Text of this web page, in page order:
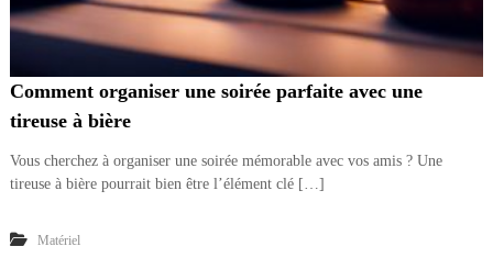
Comment organiser une soirée parfaite avec une
tireuse à bière
Vous cherchez à organiser une soirée mémorable avec vos amis ? Une
tireuse à bière pourrait bien être l’élément clé […]
Matériel